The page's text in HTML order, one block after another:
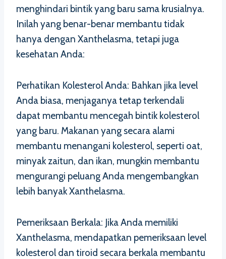
menghindari bintik yang baru sama krusialnya.
Inilah yang benar-benar membantu tidak
hanya dengan Xanthelasma, tetapi juga
kesehatan Anda:
Perhatikan Kolesterol Anda: Bahkan jika level
Anda biasa, menjaganya tetap terkendali
dapat membantu mencegah bintik kolesterol
yang baru. Makanan yang secara alami
membantu menangani kolesterol, seperti oat,
minyak zaitun, dan ikan, mungkin membantu
mengurangi peluang Anda mengembangkan
lebih banyak Xanthelasma.
Pemeriksaan Berkala: Jika Anda memiliki
Xanthelasma, mendapatkan pemeriksaan level
kolesterol dan tiroid secara berkala membantu